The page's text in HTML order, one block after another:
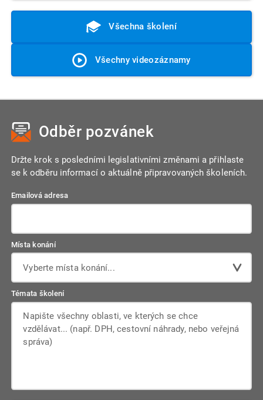
Všechna školení
Všechny videozáznamy
Odběr pozvánek
Držte krok s posledními legislativními změnami a přihlaste
se k odběru informací o aktuálně připravovaných školeních.
Emailová adresa
Místa konání
Vyberte místa konání...
Témata školení